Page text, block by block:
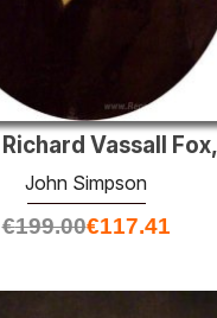
John Simpson
€199.00€117.41